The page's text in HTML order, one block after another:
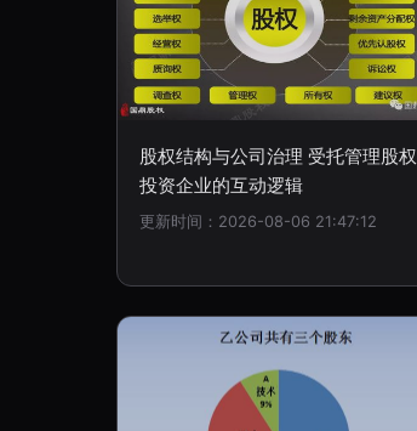
股权结构与公司治理 受托管理股权
投资企业的互动逻辑
更新时间：2026-08-06 21:47:12